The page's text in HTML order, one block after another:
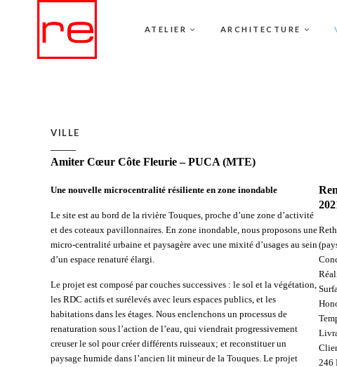
ATELIER ARCHITECTURE
VILLE
Amiter Cœur Côte Fleurie – PUCA (MTE)
Une nouvelle microcentralité résiliente en zone inondable
Le site est au bord de la rivière Touques, proche d’une zone d’activité
et des coteaux pavillonnaires. En zone inondable, nous proposons une
micro-centralité urbaine et paysagère avec une mixité d’usages au sein
d’un espace renaturé élargi.
Le projet est composé par couches successives : le sol et la végétation,
les RDC actifs et surélevés avec leurs espaces publics, et les
habitations dans les étages. Nous enclenchons un processus de
renaturation sous l’action de l’eau, qui viendrait progressivement
creuser le sol pour créer différents ruisseaux; et reconstituer un
paysage humide dans l’ancien lit mineur de la Touques. Le projet
246